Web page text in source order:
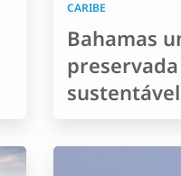
CARIBE
Bahamas
sustentável